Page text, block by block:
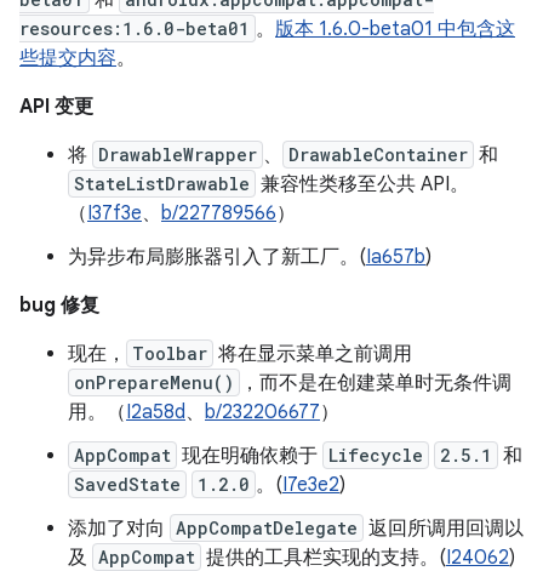
resources:1.6.0-beta01 。 版本 1.6.0-beta01 中包含这
些提交内容。
API 变更
将 DrawableWrapper 、 DrawableContainer 和
StateListDrawable 兼容性类移至公共 API。
（I37f3e、 b/227789566）
为异步布局膨胀器引入了新工厂。(Ia657b)
bug 修复
现在，
Toolbar 将在显示菜单之前调用
onPrepareMenu()
，而不是在创建菜单时无条件调
用。（I2a58d、 b/232206677）
AppCompat 现在明确依赖于 Lifecycle 2.5.1 和
SavedState 1.2.0 。(I7e3e2)
添加了对向 AppCompatDelegate 返回所调用回调以
及 AppCompat 提供的工具栏实现的支持。(I24062)